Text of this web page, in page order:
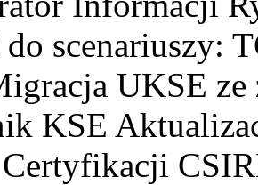
scenariuszy:
UKSE
KSE